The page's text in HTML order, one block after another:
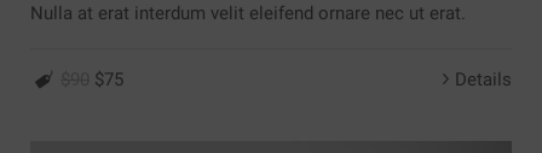
Nulla at erat interdum velit eleifend ornare nec ut erat.
$75 Details